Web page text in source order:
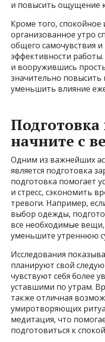
и повысить ощущение
Кроме того, спокойное
организованное утро
общего самочувствия
эффективности
и вооружившись
значительно повысить
уменьшить влияние
Подготовка
начните с
Одним из важнейших
является подготовка
подготовка помогает
и стресс, сэкономить
тревоги. Например,
выбор одежды,
все необходимые
уменьшите утреннюю
Исследования
планируют свой
чувствуют себя более
уставшими по утрам.
также отличная
умиротворяющих
медитация, что
подготовиться к